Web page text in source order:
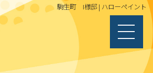
駒生町 I様邸 | ハローペイント